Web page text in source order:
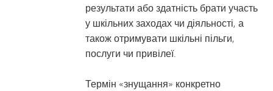
результати або здатність брати участь
у шкільних заходах чи діяльності, а
також отримувати шкільні пільги,
послуги чи привілеї.
Термін «знущання» конкретно